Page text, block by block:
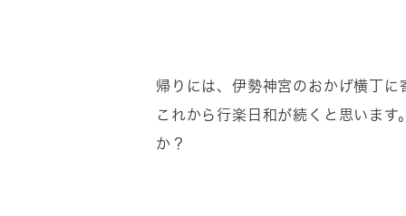
帰りには、伊勢神宮のおかげ横丁
これから行楽日和が続くと思いま
か？